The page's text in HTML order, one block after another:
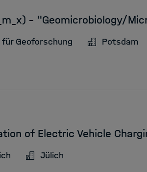
- "Geomicrobiology/
Geoforschung Potsdam
of Electric Vehicle
Jülich